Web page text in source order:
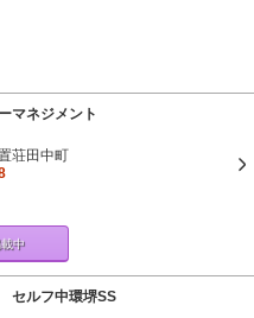
マネジメント
荘田中町
中
セルフ中環堺SS